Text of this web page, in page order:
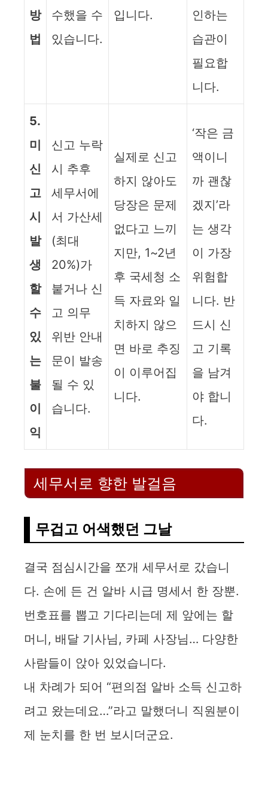
방
법
수했을 수
있습니다.
입니다.
인하는
습관이
필요합
니다.
5.
미
신
고
시
발
생
할
수
있
는
불
이
익
신고 누락
시 추후
세무서에
서 가산세
(최대
20%)가
붙거나 신
고 의무
위반 안내
문이 발송
될 수 있
습니다.
실제로 신고
하지 않아도
당장은 문제
없다고 느끼
지만, 1~2년
후 국세청 소
득 자료와 일
치하지 않으
면 바로 추징
이 이루어집
니다.
‘작은 금
액이니
까 괜찮
겠지’라
는 생각
이 가장
위험합
니다. 반
드시 신
고 기록
을 남겨
야 합니
다.
세무서로 향한 발걸음
무겁고 어색했던 그날
결국 점심시간을 쪼개 세무서로 갔습니
다. 손에 든 건 알바 시급 명세서 한 장뿐.
번호표를 뽑고 기다리는데 제 앞에는 할
머니, 배달 기사님, 카페 사장님… 다양한
사람들이 앉아 있었습니다.
내 차례가 되어 “편의점 알바 소득 신고하
려고 왔는데요…”라고 말했더니 직원분이
제 눈치를 한 번 보시더군요.